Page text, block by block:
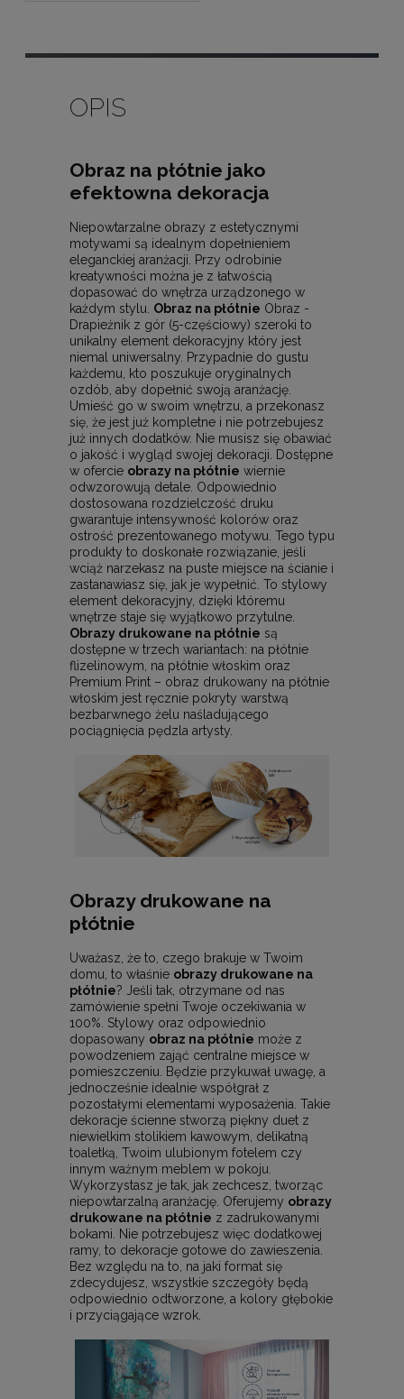
OPIS
Obraz na płótnie jako
efektowna dekoracja
Niepowtarzalne obrazy z estetycznymi
motywami są idealnym dopełnieniem
eleganckiej aranżacji. Przy odrobinie
kreatywności można je z łatwością
dopasować do wnętrza urządzonego w
każdym stylu. Obraz na płótnie Obraz -
Drapieżnik z gór (5-częściowy) szeroki to
unikalny element dekoracyjny który jest
niemal uniwersalny. Przypadnie do gustu
każdemu, kto poszukuje oryginalnych
ozdób, aby dopełnić swoją aranżację.
Umieść go w swoim wnętrzu, a przekonasz
się, że jest już kompletne i nie potrzebujesz
już innych dodatków. Nie musisz się obawiać
o jakość i wygląd swojej dekoracji. Dostępne
w ofercie obrazy na płótnie wiernie
odwzorowują detale. Odpowiednio
dostosowana rozdzielczość druku
gwarantuje intensywność kolorów oraz
ostrość prezentowanego motywu. Tego typu
produkty to doskonałe rozwiązanie, jeśli
wciąż narzekasz na puste miejsce na ścianie i
zastanawiasz się, jak je wypełnić. To stylowy
element dekoracyjny, dzięki któremu
wnętrze staje się wyjątkowo przytulne.
Obrazy drukowane na płótnie są
dostępne w trzech wariantach: na płótnie
flizelinowym, na płótnie włoskim oraz
Premium Print – obraz drukowany na płótnie
włoskim jest ręcznie pokryty warstwą
bezbarwnego żelu naśladującego
pociągnięcia pędzla artysty.
Obrazy drukowane na
płótnie
Uważasz, że to, czego brakuje w Twoim
domu, to właśnie obrazy drukowane na
płótnie? Jeśli tak, otrzymane od nas
zamówienie spełni Twoje oczekiwania w
100%. Stylowy oraz odpowiednio
dopasowany obraz na płótnie może z
powodzeniem zająć centralne miejsce w
pomieszczeniu. Będzie przykuwał uwagę, a
jednocześnie idealnie współgrał z
pozostałymi elementami wyposażenia. Takie
dekoracje ścienne stworzą piękny duet z
niewielkim stolikiem kawowym, delikatną
toaletką, Twoim ulubionym fotelem czy
innym ważnym meblem w pokoju.
Wykorzystasz je tak, jak zechcesz, tworząc
niepowtarzalną aranżację. Oferujemy obrazy
drukowane na płótnie z zadrukowanymi
bokami. Nie potrzebujesz więc dodatkowej
ramy, to dekoracje gotowe do zawieszenia.
Bez względu na to, na jaki format się
zdecydujesz, wszystkie szczegóły będą
odpowiednio odtworzone, a kolory głębokie
i przyciągające wzrok.